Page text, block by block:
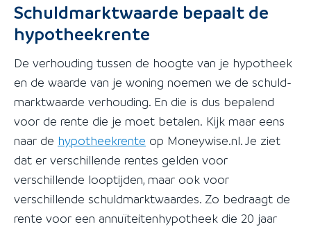
Schuldmarktwaarde bepaalt de
hypotheekrente
De verhouding tussen de hoogte van je hypotheek
en de waarde van je woning noemen we de schuld-
marktwaarde verhouding. En die is dus bepalend
voor de rente die je moet betalen. Kijk maar eens
naar de hypotheekrente op Moneywise.nl. Je ziet
dat er verschillende rentes gelden voor
verschillende looptijden, maar ook voor
verschillende schuldmarktwaardes. Zo bedraagt de
rente voor een annuïteitenhypotheek die 20 jaar